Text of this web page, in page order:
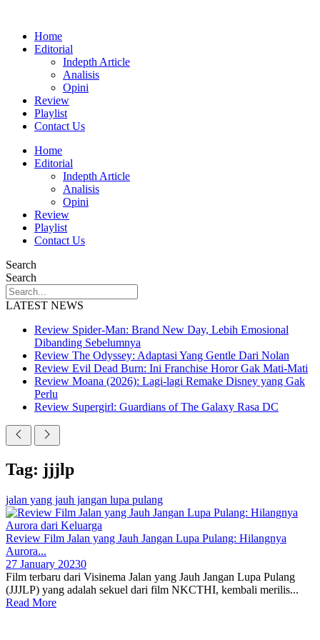
Home
Editorial
Indepth Article
Analisis
Opini
Review
Playlist
Contact Us
Home
Editorial
Indepth Article
Analisis
Opini
Review
Playlist
Contact Us
Search
Search
LATEST NEWS
Review Spider-Man: Brand New Day, Lebih Emosional
Dibanding Sebelumnya
Review The Odyssey: Adaptasi Yang Gentle Dari Nolan
Review Evil Dead Burn: Ini Franchise Horor Gak Mati-Mati
Review Moana (2026): Lagi-lagi Remake Disney yang Gak
Perlu
Review Supergirl: Guardians of The Galaxy Rasa DC
Tag: jjjlp
jalan yang jauh jangan lupa pulang
Review Film Jalan yang Jauh Jangan Lupa Pulang: Hilangnya
Aurora...
27 January 20230
Film terbaru dari Visinema Jalan yang Jauh Jangan Lupa Pulang
(JJJLP) yang adalah sekuel dari film NKCTHI, kembali merilis...
Read More